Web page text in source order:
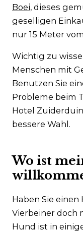
Boei, dieses
geselligen
nur 15 Meter
Wichtig zu
Menschen mit
Benutzen Sie
Probleme beim
Hotel
bessere Wahl.
Wo ist
Haben Sie
Vierbeiner doch
Hund ist in